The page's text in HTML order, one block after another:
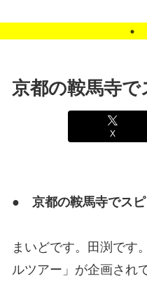
京都の鞍馬寺
X
● 京都の鞍馬寺でスピ
まいどです。田渕です
ルツアー」が企画され